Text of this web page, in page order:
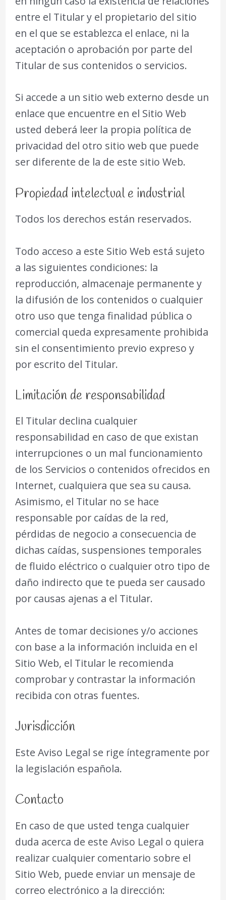
entre el Titular y el propietario del sitio
en el que se establezca el enlace, ni la
aceptación o aprobación por parte del
Titular de sus contenidos o servicios.
Si accede a un sitio web externo desde un
enlace que encuentre en el Sitio Web
usted deberá leer la propia política de
privacidad del otro sitio web que puede
ser diferente de la de este sitio Web.
Propiedad intelectual e industrial
Todos los derechos están reservados.
Todo acceso a este Sitio Web está sujeto
a las siguientes condiciones: la
reproducción, almacenaje permanente y
la difusión de los contenidos o cualquier
otro uso que tenga finalidad pública o
comercial queda expresamente prohibida
sin el consentimiento previo expreso y
por escrito del Titular.
Limitación de responsabilidad
El Titular declina cualquier
responsabilidad en caso de que existan
interrupciones o un mal funcionamiento
de los Servicios o contenidos ofrecidos en
Internet, cualquiera que sea su causa.
Asimismo, el Titular no se hace
responsable por caídas de la red,
pérdidas de negocio a consecuencia de
dichas caídas, suspensiones temporales
de fluido eléctrico o cualquier otro tipo de
daño indirecto que te pueda ser causado
por causas ajenas a el Titular.
Antes de tomar decisiones y/o acciones
con base a la información incluida en el
Sitio Web, el Titular le recomienda
comprobar y contrastar la información
recibida con otras fuentes.
Jurisdicción
Este Aviso Legal se rige íntegramente por
la legislación española.
Contacto
En caso de que usted tenga cualquier
duda acerca de este Aviso Legal o quiera
realizar cualquier comentario sobre el
Sitio Web, puede enviar un mensaje de
correo electrónico a la dirección: